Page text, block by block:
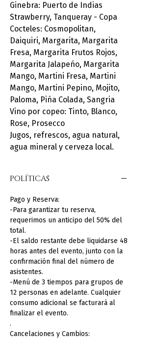
Ginebra: Puerto de Indias
Strawberry, Tanqueray - Copa
Cocteles: Cosmopolitan,
Daiquiri, Margarita, Margarita
Fresa, Margarita Frutos Rojos,
Margarita Jalapeńo, Margarita
Mango, Martini Fresa, Martini
Mango, Martini Pepino, Mojito,
Paloma, Pińa Colada, Sangria
Vino por copeo: Tinto, Blanco,
Rose, Prosecco
Jugos, refrescos, agua natural,
agua mineral y cerveza local.
POLÍTICAS
Pago y Reserva:
-Para garantizar tu reserva,
requerimos un anticipo del 50% del
total.
-El saldo restante debe liquidarse 48
horas antes del evento, junto con la
confirmación final del número de
asistentes.
-Menú de 3 tiempos para grupos de
12 personas en adelante. Cualquier
consumo adicional se facturará al
finalizar el evento.
.
Cancelaciones y Cambios: